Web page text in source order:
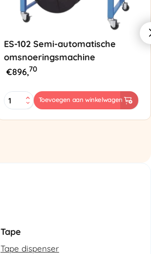
ES-102 Semi-automatische
omsnoeringsmachine
€896,70
ES-
102
Toevoegen aan winkelwagen
Tape
Tape dispenser